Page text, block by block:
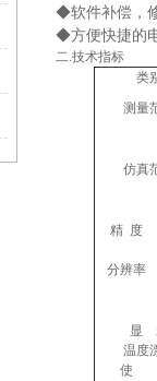
◆软件补偿，
◆方便快捷的
二.技术指标
类
测量
仿真
精 度
分辨率
显
温度
使